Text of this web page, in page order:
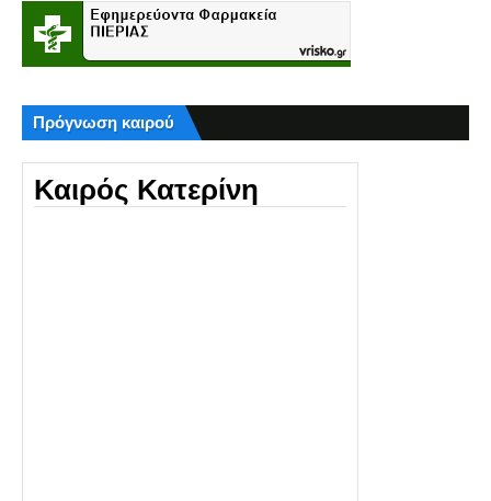
Πρόγνωση καιρού
Καιρός Κατερίνη